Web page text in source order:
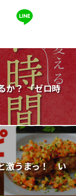
か？ 「ゼロ時
激うまっ！ い